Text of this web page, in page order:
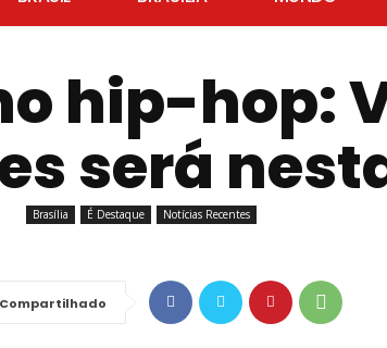
hip-hop:
será
Brasília É Destaque Notícias Recentes
Compartilhado